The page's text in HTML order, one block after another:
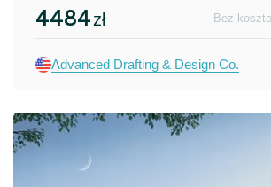
4484zł Bez
Advanced Drafting & Design Co.